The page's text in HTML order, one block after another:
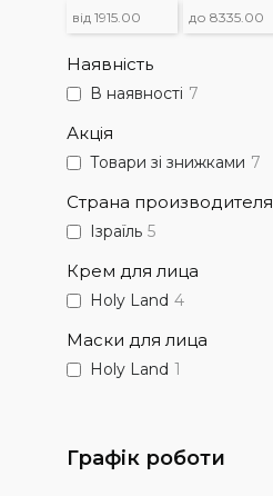
Наявність
В наявності 7
Акція
Товари зі знижками 7
Страна производителя
Ізраїль 5
Крем для лица
Holy Land 4
Маски для лица
Holy Land 1
Графік роботи